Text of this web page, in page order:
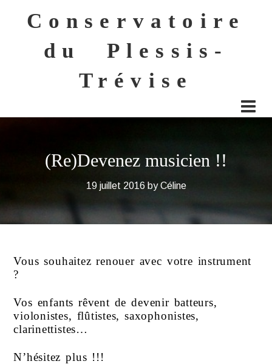
Conservatoire
du Plessis-
Trévise
(Re)Devenez musicien !!
19 juillet 2016 byCéline
Vous souhaitez renouer avec votre instrument
?
Vos enfants rêvent de devenir batteurs,
violonistes, flûtistes, saxophonistes,
clarinettistes…
N’hésitez plus !!!